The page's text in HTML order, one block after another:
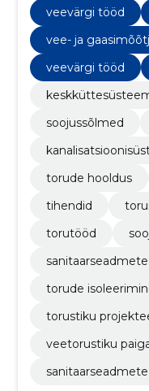
veevärgi tööd
vee- ja
veevärgi tööd
soojussõlmed
torude hooldus
tihendid
torutööd
torude
torustiku
veetorustiku